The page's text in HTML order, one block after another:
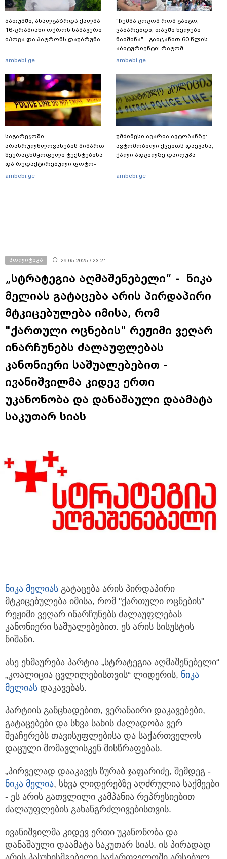
ბათუმში, ახალგაზრდა ქალმა
16-გრამიანი ოქროს სამაჯური
იპოვა და პატრონს დაუბრუნა
ambebi.ge
საგარეჯოში,
არასრულწლოვანების მიმართ
შეურაცხმყოფელი ტექსტებისა
და რედაქტირებული ფოტო-
ვიდეომასალის გავრცელების
ambebi.ge
"ჩემმა გოგომ რომ გაიგო,
ვაბარებდი, თავში ხელები
წაიშინა" - გაიცანით 60 წლის
აბიტურიენტი: რატომ
გადაწყვიტა ბაგრატიონთა
გამოცდებზე გასვლა
ambebi.ge
უმძიმესი ავარია ავტობანზე:
ავტომობილი ქვეითს დაეჯახა,
ქალი ადგილზე დაიღუპა
ambebi.ge
პოლიტიკა 29.05.2025 / 23:21
„სტრატეგია აღმაშენებელი“ - ნიკა
მელიას გატაცება არის პირდაპირი
მტკიცებულება იმისა, რომ
"ქართული ოცნების" რეჟიმი ვეღარ
ინარჩუნებს ძალაუფლებას
კანონიერი საშუალებებით -
ივანიშვილმა კიდევ ერთი
უკანონობა და დანაშაული დაამატა
საკუთარ სიას
ნიკა მელიას გატაცება არის პირდაპირი
მტკიცებულება იმისა, რომ "ქართული ოცნების"
რეჟიმი ვეღარ ინარჩუნებს ძალაუფლებას
კანონიერი საშუალებებით. ეს არის სისუსტის
ნიშანი.
ასე ეხმაურება პარტია „სტრატეგია აღმაშენებელი“
„კოალიცია ცვლილებისთვის“ ლიდერის, ნიკა
მელიას დაკავებას.
პარტიის განცხადებით, ვერანაირი დაკავებები,
გატაცებები და სხვა სახის ძალადობა ვერ
შეაჩერებს თავისუფლებისა და საქართველოს
დაცული მომავლისკენ მისწრაფებას.
„პირველად დააკავეს ზურაბ ჯაფარიძე, შემდეგ -
ნიკა მელია, სხვა ლიდერებზე აღძრულია საქმეები
- ეს არის გათვლილი კამპანია რეპრესიებით
ძალაუფლების გახანგრძლივებისთვის.
ივანიშვილმა კიდევ ერთი უკანონობა და
დანაშაული დაამატა საკუთარ სიას. ის პირადად